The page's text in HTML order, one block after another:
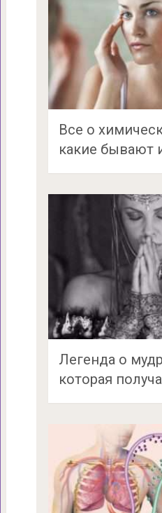
Все о
какие бывают
Легенда о
которая